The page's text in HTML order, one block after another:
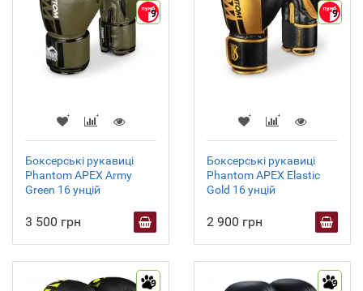
9
Боксерські рукавиці
Phantom APEX Army
Green 16 унцій
3 500 грн
9
Боксерські рукавиці
Phantom APEX Elastic
Gold 16 унцій
2 900 грн
9 9